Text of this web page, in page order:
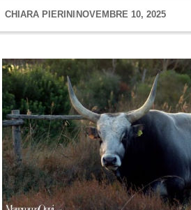
CHIARA PIERINI NOVEMBRE 10, 2025